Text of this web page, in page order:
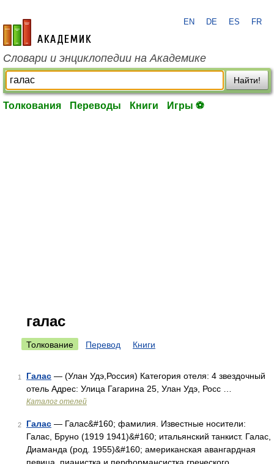
academic.ru
EN DE ES FR
Словари и энциклопедии на Академике
Найти!
Толкования Переводы Книги Игры ⚽
галас
Толкование Перевод Книги
1 Галас — (Улан Удэ,Россия) Категория отеля: 4 звездочный
отель Адрес: Улица Гагарина 25, Улан Удэ, Росс …
Каталог отелей
2 Галас — Галас&#160; фамилия. Известные носители:
Галас, Бруно (1919 1941)&#160; итальянский танкист. Галас,
Диаманда (род. 1955)&#160; американская авангардная